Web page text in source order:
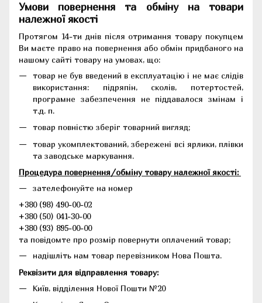
Умови повернення та обміну на товари
належної якості
Протягом 14-ти днів після отримання товару покупцем
Ви маєте право на повернення або обмін придбаного на
нашому сайті товару на умовах, що:
товар не був введений в експлуатацію і не має слідів
використання: підряпін, сколів, потертостей,
програмне забезпечення не піддавалося змінам і
т.д. п.
товар повністю зберіг товарний вигляд;
товар укомплектований, збережені всі ярлики, плівки
та заводське маркування.
Процедура повернення/обміну товару належної якості:
зателефонуйте на номер
+380 (98) 490-00-02
+380 (50) 041-30-00
+380 (93) 895-00-00
та повідомте про розмір повернути оплачений товар;
надішліть нам товар перевізником Нова Пошта.
Реквізити для відправлення товару:
Київ, відділення Нової Пошти №20